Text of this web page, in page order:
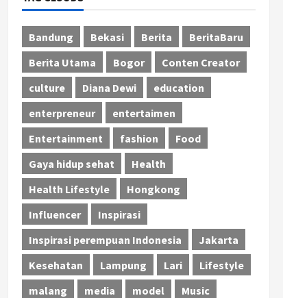
Bandung Bekasi Berita
BeritaBaru
Berita Utama
Bogor
Conten Creator
culture
Diana Dewi
education
enterpreneur
entertaimen
Entertainment
fashion
Food
Gaya hidup sehat
Health
Health Lifestyle
Hongkong
Influencer
Inspirasi
Inspirasi perempuan Indonesia
Jakarta
Kesehatan
Lampung Lari
Lifestyle
malang
media model
Music